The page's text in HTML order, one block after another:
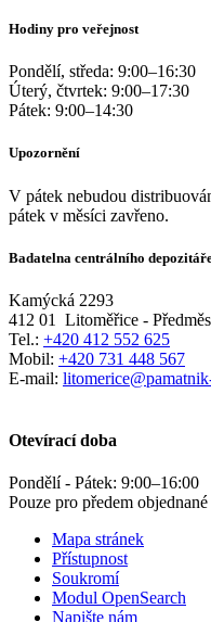
Hodiny pro veřejnost
Pondělí, středa: 9:00–16:30
Úterý, čtvrtek: 9:00–17:30
Pátek: 9:00–14:30
Upozornění
V pátek nebudou
pátek v měsíci zavřeno.
Badatelna centrálního
Kamýcká 2293
412 01
Litoměřice -
Tel.: +420 412 552 625
Mobil: +420 731 448 567
E-mail:
Otevírací doba
Pondělí - Pátek: 9:00–16:00
Pouze pro předem objednané
Mapa stránek
Přístupnost
Soukromí
Modul OpenSearch
Napište nám